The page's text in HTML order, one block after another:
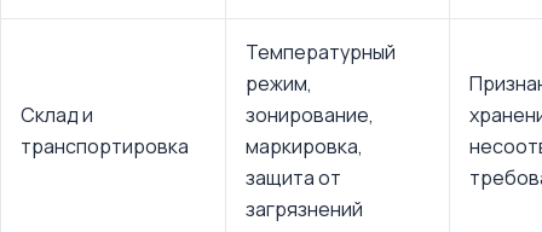
Склад и
транспортировка
Температурный
режим,
зонирование,
маркировка,
защита от
загрязнений